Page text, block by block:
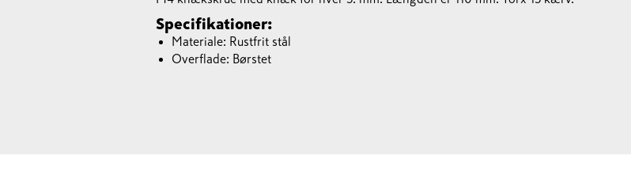
Specifikationer:
Materiale: Rustfrit stål
Overflade: Børstet